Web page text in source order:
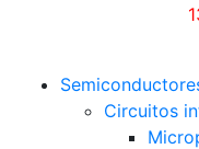
Circuitos